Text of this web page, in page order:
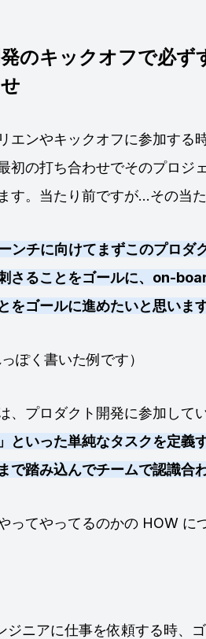
のキックオフで必
エンやキックオフに参加する
初の打ち合わせでそのプロジ
す。当たり前ですが…その当
ンチに向けてまずこのプロ
さることをゴールに、on-
をゴールに進めたいと思い
ぽく書いた例です）
、プロダクト開発に参加して
といった単純なタスクを定義
で踏み込んでチームで認識合
ってやってるのかの HOW に
ジニアに仕事を依頼する時、